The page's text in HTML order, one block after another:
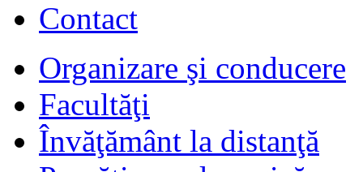
Contact
Organizare şi conducere
Facultăţi
Învăţământ la distanţă